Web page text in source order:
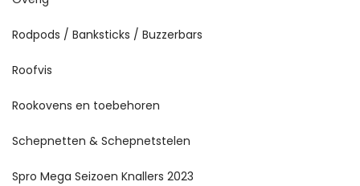
Rodpods / Banksticks / Buzzerbars
Roofvis
Rookovens en toebehoren
Schepnetten & Schepnetstelen
Spro Mega Seizoen Knallers 2023